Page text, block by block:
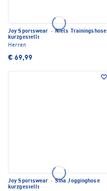
Joy Sportswear · Niels Trainingshose
kurzgestellt
Herren
€ 69,99
Joy Sportswear · Sina Jogginghose
kurzgestellt